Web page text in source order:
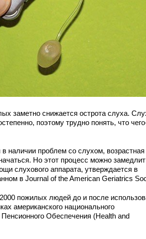
заметно снижается острота слуха.
поэтому трудно понять, что
наличии проблем со слухом, возрастная
Но этот процесс можно
слухового аппарата, утверждается в
в Journal of the American Geriatrics
пожилых людей до и после
американского национального
Обеспечения (Health and